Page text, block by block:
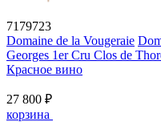
7179723
Domaine de la Vougeraie
Georges 1er Cru Clos de
Красное вино
27 800 ₽
корзина